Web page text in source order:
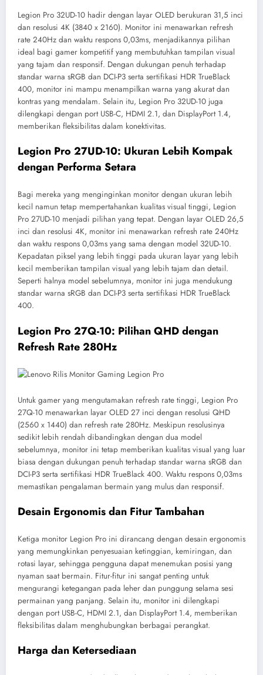
Legion Pro 32UD-10 hadir dengan layar OLED berukuran 31,5 inci
dan resolusi 4K (3840 x 2160). Monitor ini menawarkan refresh
rate 240Hz dan waktu respons 0,03ms, menjadikannya pilihan
ideal bagi gamer kompetitif yang membutuhkan tampilan visual
yang tajam dan responsif. Dengan dukungan penuh terhadap
standar warna sRGB dan DCI-P3 serta sertifikasi HDR TrueBlack
400, monitor ini mampu menampilkan warna yang akurat dan
kontras yang mendalam. Selain itu, Legion Pro 32UD-10 juga
dilengkapi dengan port USB-C, HDMI 2.1, dan DisplayPort 1.4,
memberikan fleksibilitas dalam konektivitas.
Legion Pro 27UD-10: Ukuran Lebih Kompak
dengan Performa Setara
Bagi mereka yang menginginkan monitor dengan ukuran lebih
kecil namun tetap mempertahankan kualitas visual tinggi, Legion
Pro 27UD-10 menjadi pilihan yang tepat. Dengan layar OLED 26,5
inci dan resolusi 4K, monitor ini menawarkan refresh rate 240Hz
dan waktu respons 0,03ms yang sama dengan model 32UD-10.
Kepadatan piksel yang lebih tinggi pada ukuran layar yang lebih
kecil memberikan tampilan visual yang lebih tajam dan detail.
Seperti halnya model sebelumnya, monitor ini juga mendukung
standar warna sRGB dan DCI-P3 serta sertifikasi HDR TrueBlack
400.
Legion Pro 27Q-10: Pilihan QHD dengan
Refresh Rate 280Hz
Untuk gamer yang mengutamakan refresh rate tinggi, Legion Pro
27Q-10 menawarkan layar OLED 27 inci dengan resolusi QHD
(2560 x 1440) dan refresh rate 280Hz. Meskipun resolusinya
sedikit lebih rendah dibandingkan dengan dua model
sebelumnya, monitor ini tetap memberikan kualitas visual yang luar
biasa dengan dukungan penuh terhadap standar warna sRGB dan
DCI-P3 serta sertifikasi HDR TrueBlack 400. Waktu respons 0,03ms
memastikan pengalaman bermain yang mulus dan responsif.
Desain Ergonomis dan Fitur Tambahan
Ketiga monitor Legion Pro ini dirancang dengan desain ergonomis
yang memungkinkan penyesuaian ketinggian, kemiringan, dan
rotasi layar, sehingga pengguna dapat menemukan posisi yang
nyaman saat bermain. Fitur-fitur ini sangat penting untuk
mengurangi ketegangan pada leher dan punggung selama sesi
permainan yang panjang. Selain itu, monitor ini dilengkapi
dengan port USB-C, HDMI 2.1, dan DisplayPort 1.4, memberikan
fleksibilitas dalam menghubungkan berbagai perangkat.
Harga dan Ketersediaan